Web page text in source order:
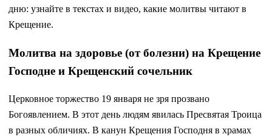
дню: узнайте в текстах и видео, какие молитвы читают в
Крещение.
Молитва на здоровье (от болезни) на Крещение
Господне и Крещенский сочельник
Церковное торжество 19 января не зря прозвано
Богоявлением. В этот день людям явилась Пресвятая Троица
в разных обличиях. В канун Крещения Господня в храмах